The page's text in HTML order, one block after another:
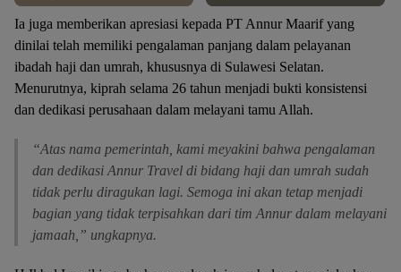
Ia juga memberikan apresiasi kepada PT Annur Maarif yang
dinilai telah memiliki pengalaman panjang dalam pelayanan
ibadah haji dan umrah, khususnya di Sulawesi Selatan.
Menurutnya, kiprah selama 26 tahun menjadi bukti konsistensi
dan dedikasi perusahaan dalam melayani tamu Allah.
“Atas nama pemerintah, kami meyakini bahwa pengalaman
dan dedikasi Annur Travel di bidang haji dan umrah sudah
tidak perlu diragukan lagi. Semoga ini akan tetap menjadi
bagian yang tidak terpisahkan dari tim Annur dalam melayani
jamaah,” ungkapnya.